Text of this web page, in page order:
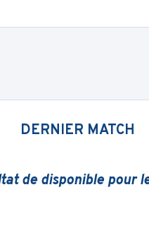
DERNIER MATCH
de disponible pour